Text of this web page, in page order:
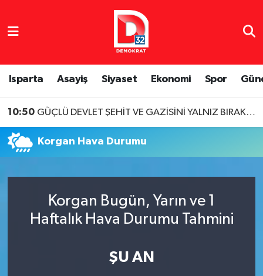
Isparta Asayiş Siyaset Ekonomi Spor
10:50 GÜÇLÜ DEVLET ŞEHİT VE GAZİSİNİ YALNIZ BIRAKMAZ
Korgan Hava Durumu
Korgan Bugün, Yarın ve 1
Haftalık Hava Durumu Tahmini
ŞU AN
Isparta Nöbetçi Eczaneler
Isparta Hava Durumu
Isparta Namaz Vakitleri
Tüm Manşetler
Son Dakika Haberleri